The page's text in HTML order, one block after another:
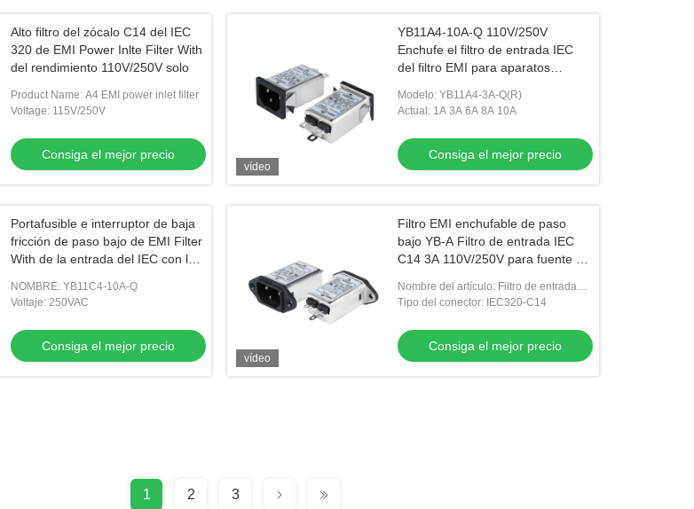
Alto filtro del zócalo C14 del IEC
320 de EMI Power Inlte Filter With
del rendimiento 110V/250V solo
Product Name: A4 EMI power inlet filter
Voltage: 115V/250V
Consiga el mejor precio
vídeo
YB11A4-10A-Q 110V/250V
Enchufe el filtro de entrada IEC
del filtro EMI para aparatos
Modelo: YB11A4-3A-Q(R)
Actual: 1A 3A 6A 8A 10A
Consiga el mejor precio
Portafusible e interruptor de baja
fricción de paso bajo de EMI Filter
With de la entrada del IEC con la
NOMBRE: YB11C4-10A-Q
Voltaje: 250VAC
Consiga el mejor precio
vídeo
Filtro EMI enchufable de paso
bajo YB-A Filtro de entrada IEC
C14 3A 110V/250V para fuente de
Nombre del artículo: Filtro de entrada
IEC Serie YB-A
Tipo del conector: IEC320-C14
Consiga el mejor precio
1 2 3